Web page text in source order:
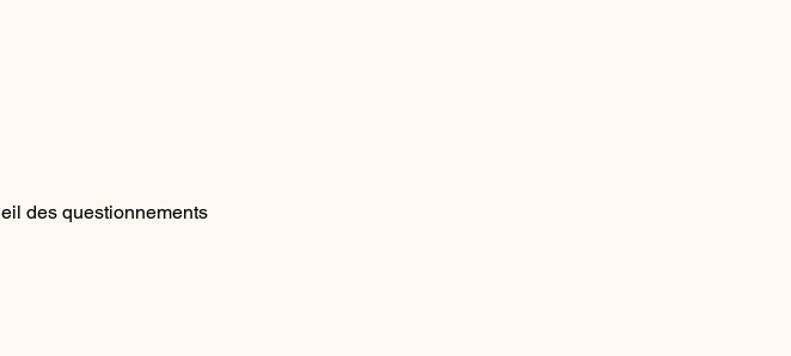
des questionnements